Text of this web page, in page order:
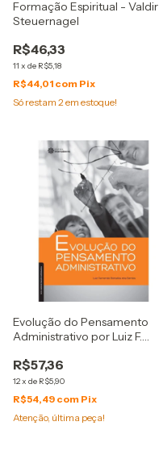
Formação Espiritual - Valdir
Steuernagel
R$46,33
11 x de R$5,18
R$44,01 com Pix
Só restam 2em estoque!
Evolução do Pensamento
Administrativo por Luiz F.
R$57,36
12x de R$5,90
R$54,49 com Pix
Atenção, última peça!